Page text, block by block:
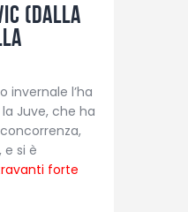
(dalla
invernale l’ha
Juve, che ha
si è
forte